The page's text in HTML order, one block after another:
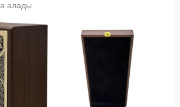
алады.